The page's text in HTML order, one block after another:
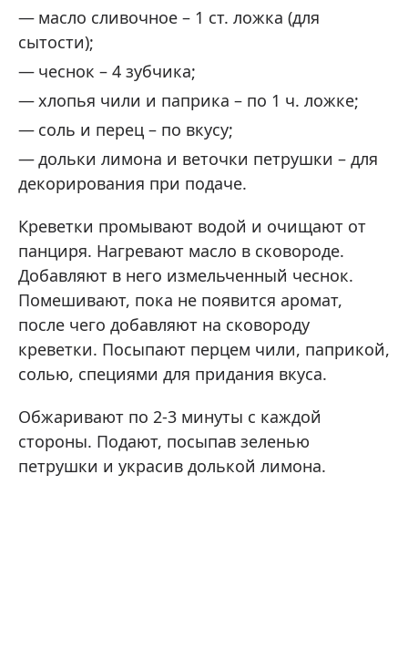
масло сливочное – 1 ст. ложка (для
сытости);
чеснок – 4 зубчика;
хлопья чили и паприка – по 1 ч. ложке;
соль и перец – по вкусу;
дольки лимона и веточки петрушки – для
декорирования при подаче.
Креветки промывают водой и очищают от
панциря. Нагревают масло в сковороде.
Добавляют в него измельченный чеснок.
Помешивают, пока не появится аромат,
после чего добавляют на сковороду
креветки. Посыпают перцем чили, паприкой,
солью, специями для придания вкуса.
Обжаривают по 2-3 минуты с каждой
стороны. Подают, посыпав зеленью
петрушки и украсив долькой лимона.